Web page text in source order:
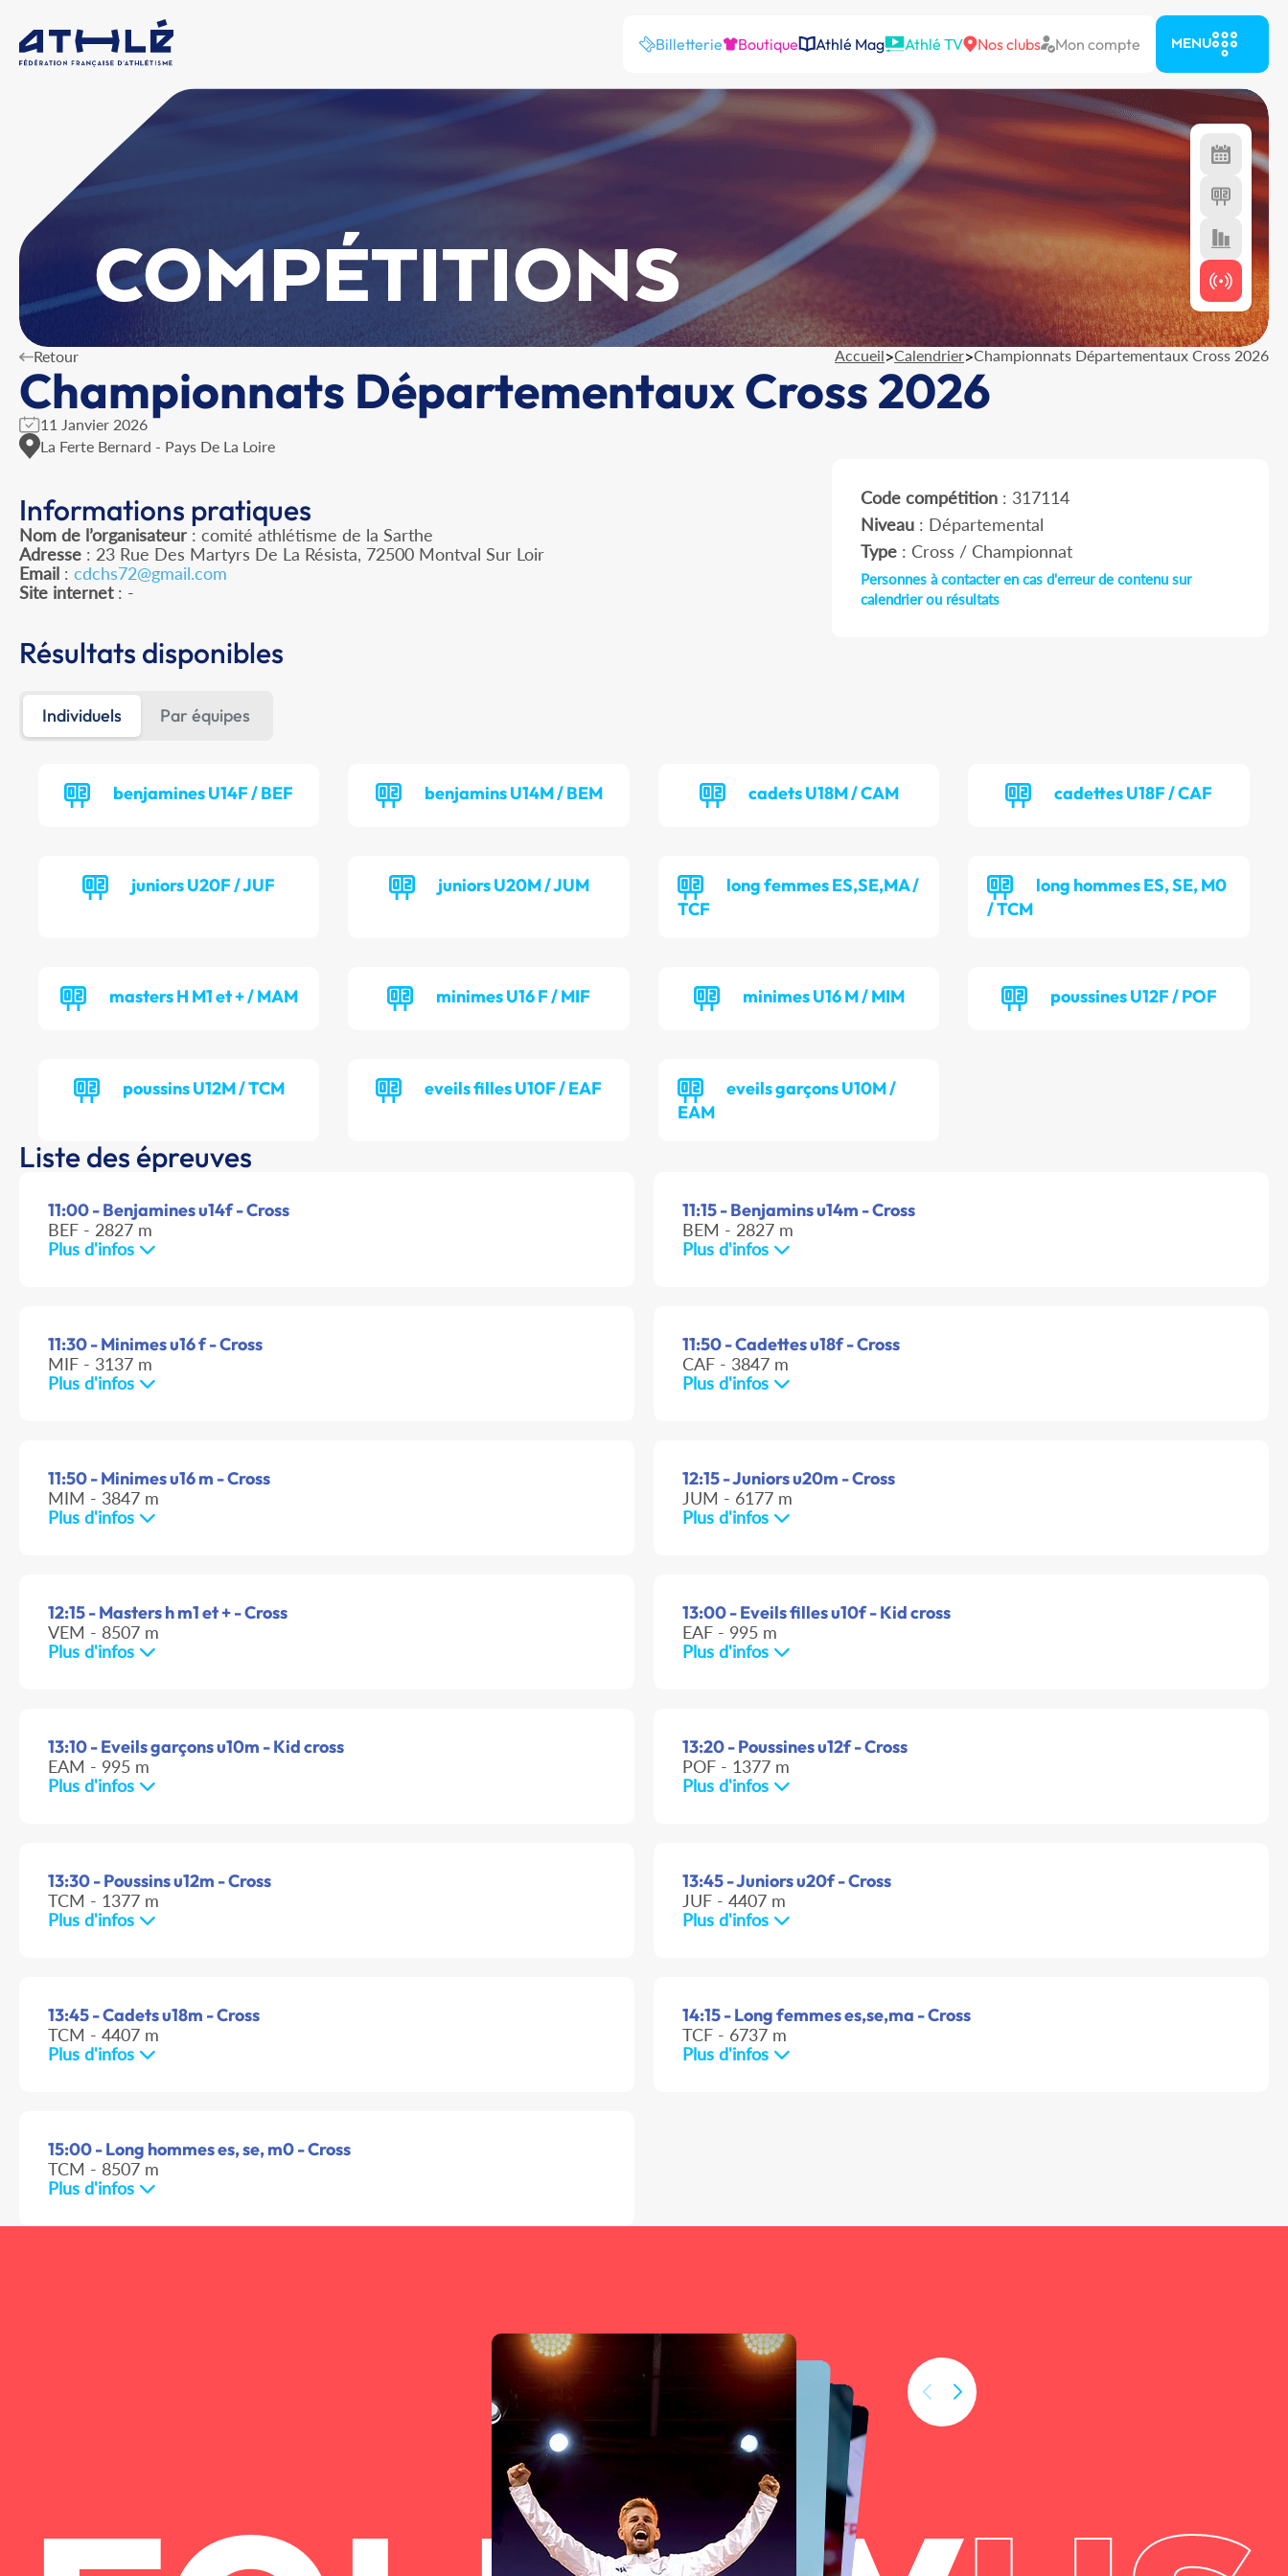
Billetterie Boutique Athlé Mag Athlé TV Nos clubs Mon compte MENU
COMPÉTITIONS
Retour Accueil>Calendrier>Championnats Départementaux Cross 2026
Championnats Départementaux Cross 2026
11 Janvier 2026
La Ferte Bernard - Pays De La Loire
Informations pratiques
Nom de l’organisateur : comité athlétisme de la Sarthe
Adresse : 23 Rue Des Martyrs De La Résista, 72500 Montval Sur Loir
Email : cdchs72@gmail.com
Site internet: -
Code compétition: 317114
Niveau: Départemental
Type: Cross / Championnat
Personnes à contacter en cas d'erreur de contenu sur
calendrier ou résultats
Résultats disponibles
Individuels Par équipes
benjamines U14F / BEF benjamins U14M / BEM cadets U18M / CAM cadettes U18F / CAF
juniors U20F / JUF juniors U20M / JUM
long femmes ES,SE,MA /
TCF
long hommes ES, SE, M0
/ TCM
masters H M1 et + / MAM minimes U16 F / MIF minimes U16 M / MIM poussines U12F / POF
poussins U12M / TCM eveils filles U10F / EAF
eveils garçons U10M /
EAM
Liste des épreuves
11:00 - Benjamines u14f - Cross
BEF - 2827 m
Plus d'infos
11:15 - Benjamins u14m - Cross
BEM - 2827 m
Plus d'infos
11:30 - Minimes u16 f - Cross
MIF - 3137 m
Plus d'infos
11:50 - Cadettes u18f - Cross
CAF - 3847 m
Plus d'infos
11:50 - Minimes u16 m - Cross
MIM - 3847 m
Plus d'infos
12:15 - Juniors u20m - Cross
JUM - 6177 m
Plus d'infos
12:15 - Masters h m1 et + - Cross
VEM - 8507 m
Plus d'infos
13:00 - Eveils filles u10f - Kid cross
EAF - 995 m
Plus d'infos
13:10 - Eveils garçons u10m - Kid cross
EAM - 995 m
Plus d'infos
13:20 - Poussines u12f - Cross
POF - 1377 m
Plus d'infos
13:30 - Poussins u12m - Cross
TCM - 1377 m
Plus d'infos
13:45 - Juniors u20f - Cross
JUF - 4407 m
Plus d'infos
13:45 - Cadets u18m - Cross
TCM - 4407 m
Plus d'infos
14:15 - Long femmes es,se,ma - Cross
TCF - 6737 m
Plus d'infos
15:00 - Long hommes es, se, m0 - Cross
TCM - 8507 m
Plus d'infos